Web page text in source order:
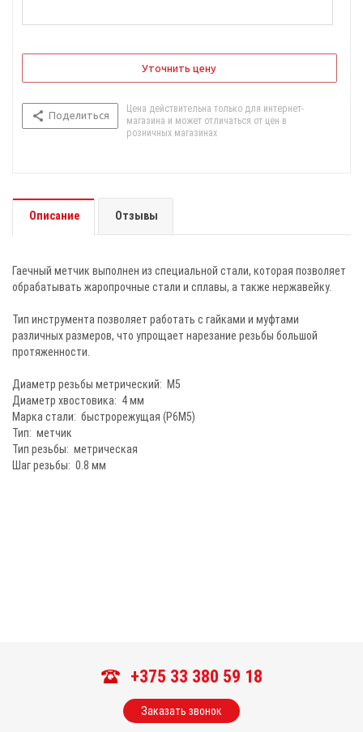
Уточнить цену
Поделиться
Цена действительна только для интернет-
магазина и может отличаться от цен в
розничных магазинах
Описание Отзывы
Гаечный метчик выполнен из специальной стали, которая позволяет
обрабатывать жаропрочные стали и сплавы, а также нержавейку.
Тип инструмента позволяет работать с гайками и муфтами
различных размеров, что упрощает нарезание резьбы большой
протяженности.
Диаметр резьбы метрический: М5
Диаметр хвостовика: 4 мм
Марка стали: быстрорежущая (P6M5)
Тип: метчик
Тип резьбы: метрическая
Шаг резьбы: 0.8 мм
+375 33 380 59 18
Заказать звонок